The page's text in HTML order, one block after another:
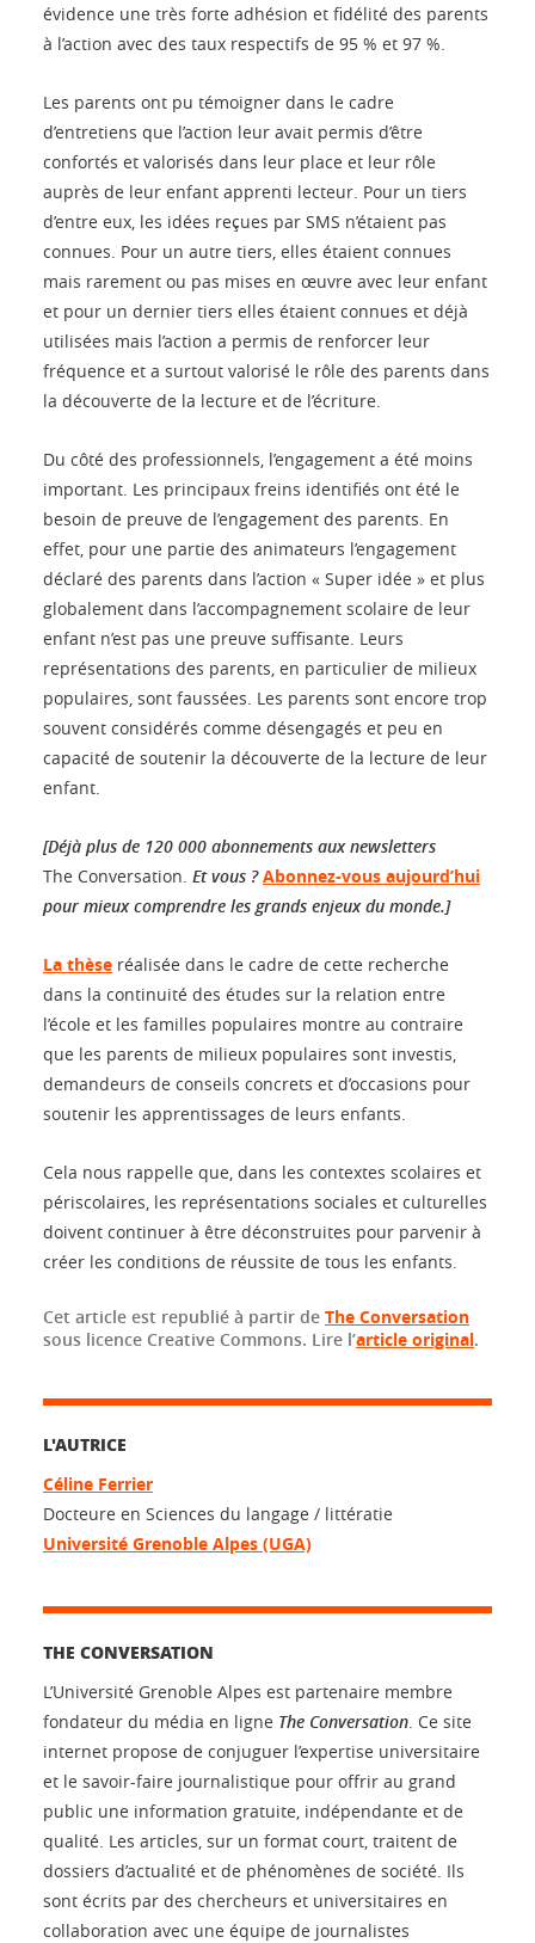
évidence une très forte adhésion et fidélité des parents
à l’action avec des taux respectifs de 95 % et 97 %.
Les parents ont pu témoigner dans le cadre
d’entretiens que l’action leur avait permis d’être
confortés et valorisés dans leur place et leur rôle
auprès de leur enfant apprenti lecteur. Pour un tiers
d’entre eux, les idées reçues par SMS n’étaient pas
connues. Pour un autre tiers, elles étaient connues
mais rarement ou pas mises en œuvre avec leur enfant
et pour un dernier tiers elles étaient connues et déjà
utilisées mais l’action a permis de renforcer leur
fréquence et a surtout valorisé le rôle des parents dans
la découverte de la lecture et de l’écriture.
Du côté des professionnels, l’engagement a été moins
important. Les principaux freins identifiés ont été le
besoin de preuve de l’engagement des parents. En
effet, pour une partie des animateurs l’engagement
déclaré des parents dans l’action « Super idée » et plus
globalement dans l’accompagnement scolaire de leur
enfant n’est pas une preuve suffisante. Leurs
représentations des parents, en particulier de milieux
populaires, sont faussées. Les parents sont encore trop
souvent considérés comme désengagés et peu en
capacité de soutenir la découverte de la lecture de leur
enfant.
[Déjà plus de 120 000 abonnements aux newsletters
The Conversation. Et vous ?Abonnez-vous aujourd’hui
pour mieux comprendre les grands enjeux du monde.]
La thèse réalisée dans le cadre de cette recherche
dans la continuité des études sur la relation entre
l’école et les familles populaires montre au contraire
que les parents de milieux populaires sont investis,
demandeurs de conseils concrets et d’occasions pour
soutenir les apprentissages de leurs enfants.
Cela nous rappelle que, dans les contextes scolaires et
périscolaires, les représentations sociales et culturelles
doivent continuer à être déconstruites pour parvenir à
créer les conditions de réussite de tous les enfants.
Cet article est republié à partir de The Conversation
sous licence Creative Commons. Lire l’article original.
L'AUTRICE
Céline Ferrier
Docteure en Sciences du langage / littératie
Université Grenoble Alpes (UGA)
THE CONVERSATION
L’Université Grenoble Alpes est partenaire membre
fondateur du média en ligne The Conversation . Ce site
internet propose de conjuguer l’expertise universitaire
et le savoir-faire journalistique pour offrir au grand
public une information gratuite, indépendante et de
qualité. Les articles, sur un format court, traitent de
dossiers d’actualité et de phénomènes de société. Ils
sont écrits par des chercheurs et universitaires en
collaboration avec une équipe de journalistes